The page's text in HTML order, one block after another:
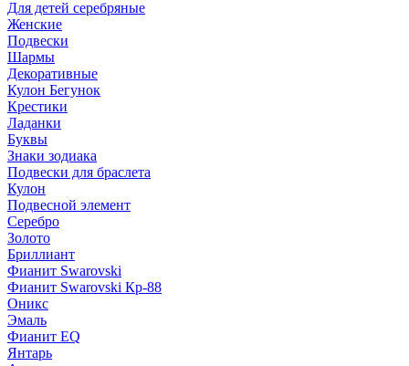
Для детей серебряные
Женские
Подвески
Шармы
Декоративные
Кулон Бегунок
Крестики
Ладанки
Буквы
Знаки зодиака
Подвески для браслета
Кулон
Подвесной элемент
Серебро
Золото
Бриллиант
Фианит Swarovski
Фианит Swarovski Кр-88
Оникс
Эмаль
Фианит EQ
Янтарь